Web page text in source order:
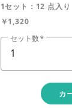
1セット：12 点入り
￥1,320
セット数
カ